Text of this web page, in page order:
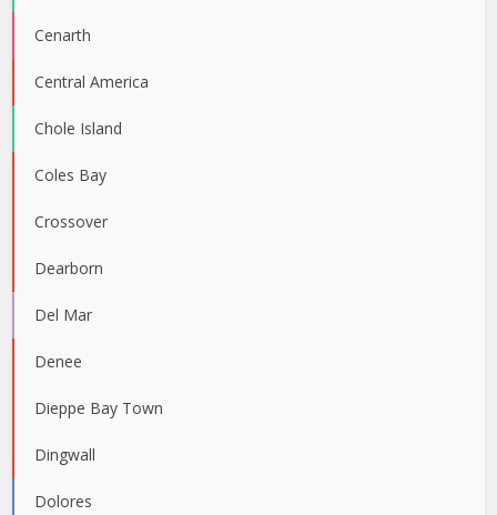
Cenarth
Central America
Chole Island
Coles Bay
Crossover
Dearborn
Del Mar
Denee
Dieppe Bay Town
Dingwall
Dolores